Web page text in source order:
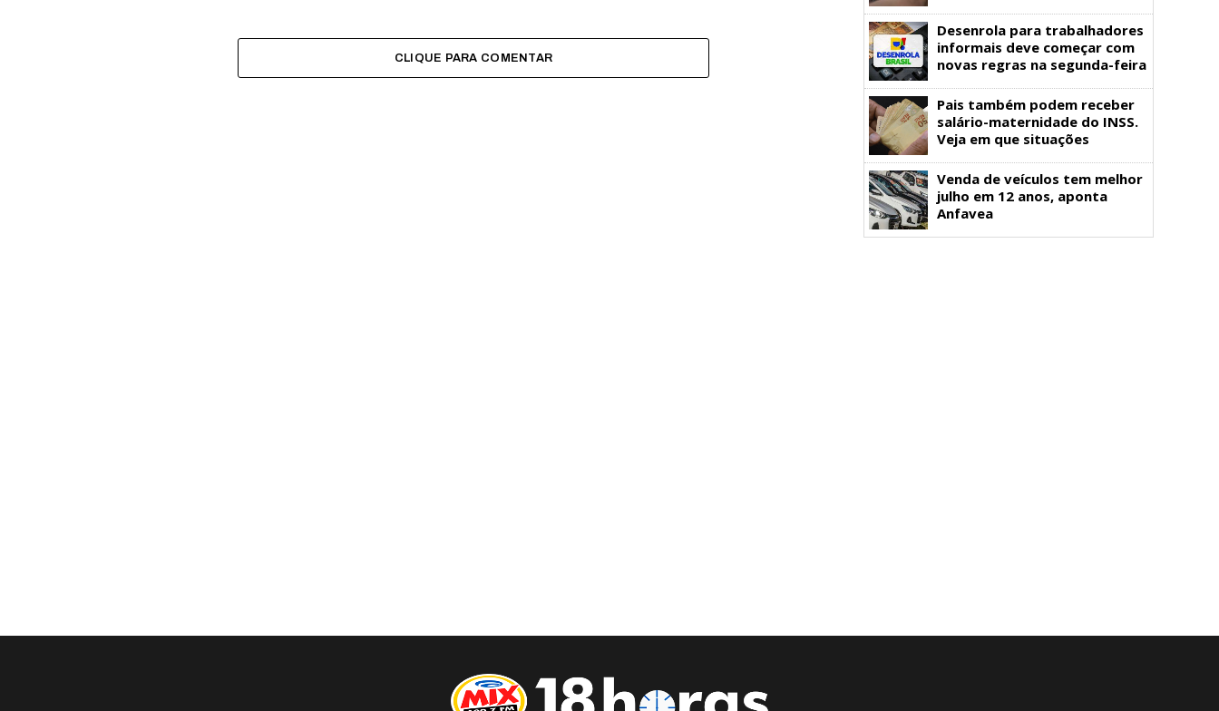
CLIQUE PARA COMENTAR
Desenrola para trabalhadores
informais deve começar com
novas regras na segunda-feira
Pais também podem receber
salário-maternidade do INSS.
Veja em que situações
Venda de veículos tem melhor
julho em 12 anos, aponta
Anfavea